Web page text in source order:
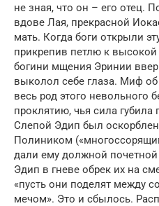
не зная, что он – его отец.
вдове Лая, прекрасной
мать. Когда боги открыли
прикрепив петлю к
богини мщения Эринии
выколол себе глаза. Миф
весь род этого невольного
проклятию, чья сила
Слепой Эдип был
Полиником
дали ему должной
Эдип в гневе обрек их на
«пусть они поделят между
мечом». Это и сбылось.